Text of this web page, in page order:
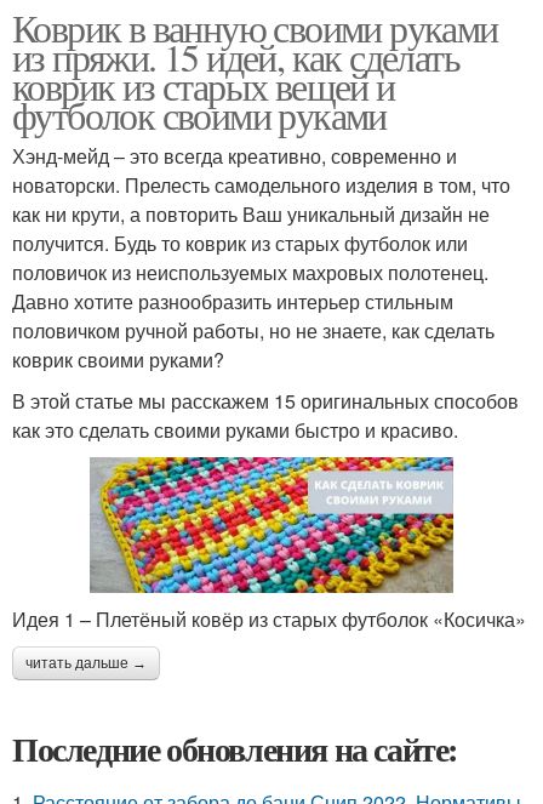
Коврик в ванную своими руками
из пряжи. 15 идей, как сделать
коврик из старых вещей и
футболок своими руками
Хэнд-мейд – это всегда креативно, современно и
новаторски. Прелесть самодельного изделия в том, что
как ни крути, а повторить Ваш уникальный дизайн не
получится. Будь то коврик из старых футболок или
половичок из неиспользуемых махровых полотенец.
Давно хотите разнообразить интерьер стильным
половичком ручной работы, но не знаете, как сделать
коврик своими руками?
В этой статье мы расскажем 15 оригинальных способов
как это сделать своими руками быстро и красиво.
Идея 1 – Плетёный ковёр из старых футболок «Косичка»
читать дальше →
Последние обновления на сайте: